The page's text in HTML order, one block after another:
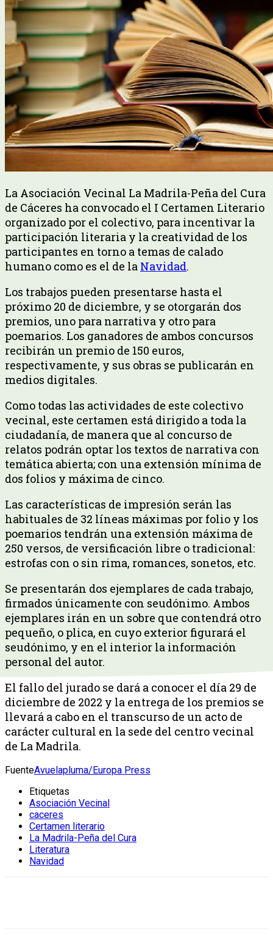
La Asociación Vecinal La Madrila-Peña del Cura
de Cáceres ha convocado el I Certamen Literario
organizado por el colectivo, para incentivar la
participación literaria y la creatividad de los
participantes en torno a temas de calado
humano como es el de la Navidad.
Los trabajos pueden presentarse hasta el
próximo 20 de diciembre, y se otorgarán dos
premios, uno para narrativa y otro para
poemarios. Los ganadores de ambos concursos
recibirán un premio de 150 euros,
respectivamente, y sus obras se publicarán en
medios digitales.
Como todas las actividades de este colectivo
vecinal, este certamen está dirigido a toda la
ciudadanía, de manera que al concurso de
relatos podrán optar los textos de narrativa con
temática abierta; con una extensión mínima de
dos folios y máxima de cinco.
Las características de impresión serán las
habituales de 32 líneas máximas por folio y los
poemarios tendrán una extensión máxima de
250 versos, de versificación libre o tradicional:
estrofas con o sin rima, romances, sonetos, etc.
Se presentarán dos ejemplares de cada trabajo,
firmados únicamente con seudónimo. Ambos
ejemplares irán en un sobre que contendrá otro
pequeño, o plica, en cuyo exterior figurará el
seudónimo, y en el interior la información
personal del autor.
El fallo del jurado se dará a conocer el día 29 de
diciembre de 2022 y la entrega de los premios se
llevará a cabo en el transcurso de un acto de
carácter cultural en la sede del centro vecinal
de La Madrila.
FuenteAvuelapluma/Europa Press
Etiquetas
Asociación Vecinal
caceres
Certamen literario
La Madrila-Peña del Cura
Literatura
Navidad